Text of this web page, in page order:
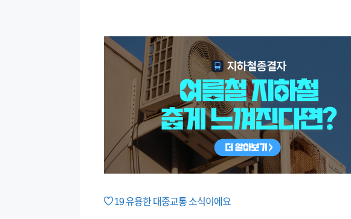
19유용한 대중교통 소식이에요